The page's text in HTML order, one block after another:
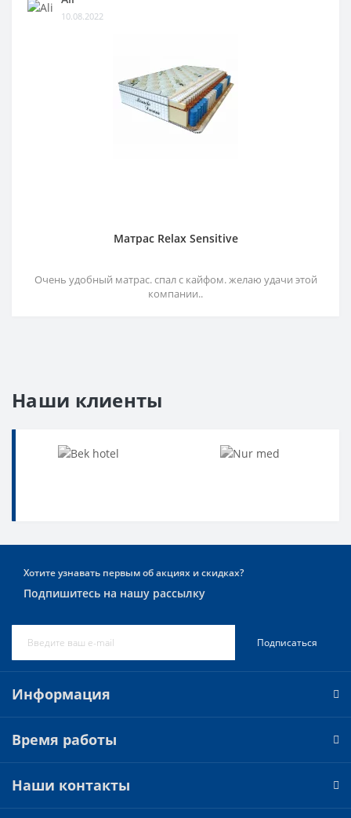
10.08.2022
Матрас Relax Sensitive
Очень удобный матрас. спал с кайфом. желаю удачи этой
компании..
Наши клиенты
Хотите узнавать первым об акциях и скидках?
Подпишитесь на нашу рассылку
Подписаться
Информация
Время работы
Наши контакты